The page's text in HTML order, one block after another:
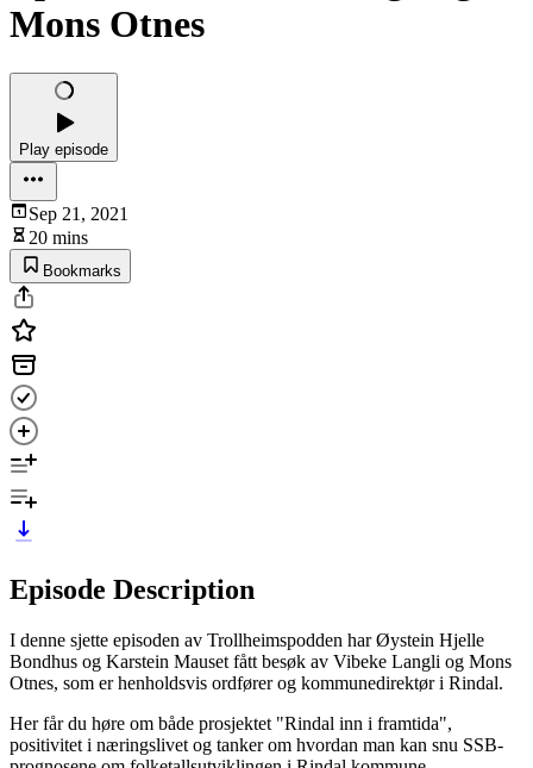
Mons Otnes
Play episode
Sep 21, 2021
20 mins
Bookmarks
Episode Description
I denne sjette episoden av Trollheimspodden har Øystein Hjelle
Bondhus og Karstein Mauset fått besøk av Vibeke Langli og Mons
Otnes, som er henholdsvis ordfører og kommunedirektør i Rindal.
Her får du høre om både prosjektet "Rindal inn i framtida",
positivitet i næringslivet og tanker om hvordan man kan snu SSB-